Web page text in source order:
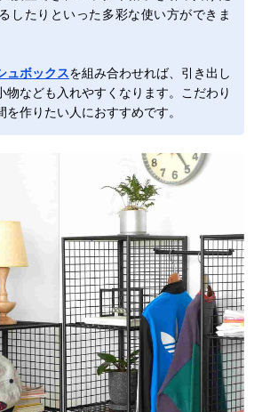
したりといった多彩な使い方ができま
ュボックスを組み合わせれば、引き出し
物なども入れやすくなります。こだわり
作りたい人におすすめです。